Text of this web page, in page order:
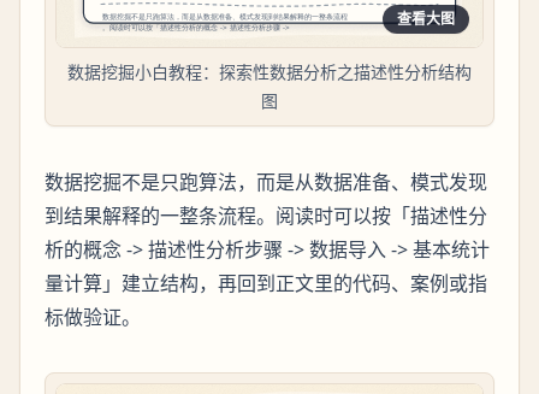
查看大图
数据挖掘小白教程：探索性数据分析之描述性分析结构
图
数据挖掘不是只跑算法，而是从数据准备、模式发现
到结果解释的一整条流程。阅读时可以按「描述性分
析的概念 -> 描述性分析步骤 -> 数据导入 -> 基本统计
量计算」建立结构，再回到正文里的代码、案例或指
标做验证。